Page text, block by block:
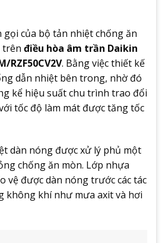
gọi của bộ tản nhiệt chống ăn
trên điều hòa âm trần Daikin
RZF50CV2V. Bằng việc thiết kế
dẫn nhiệt bên trong, nhờ đó
kể hiệu suất chu trình trao đổi
tốc độ làm mát được tăng tốc
dàn nóng được xử lý phủ một
chống ăn mòn. Lớp nhựa
vệ được dàn nóng trước các tác
không khí như mưa axit và hơi